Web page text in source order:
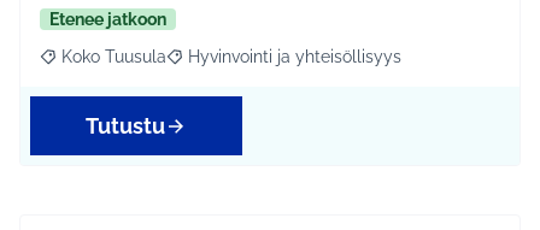
Etenee jatkoon
Rajaa tulokset aihepiirin mukaan: Koko Tuusula
Koko Tuusula Rajaa tulokset teeman mukaan: Hyvinvointi ja
Hyvinvointi ja yhteisöllisyys
Tutustu